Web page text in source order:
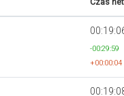
-00:29:59
+00:00:04